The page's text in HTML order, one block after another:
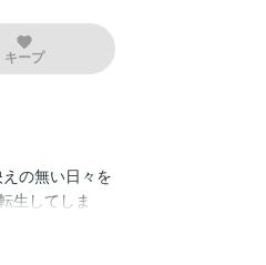
キープ
の無い日々を
生してしま